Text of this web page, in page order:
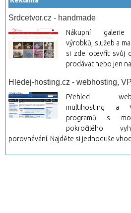
Srdcetvor.cz - handmade
Nákupní galerie
výrobků, služeb a
si zde otevřít svůj
prodávat nebo jen
Hledej-hosting.cz - webhosting,
Přehled
multihosting a
programů s
pokročilého
porovnávání. Najděte si jednoduše